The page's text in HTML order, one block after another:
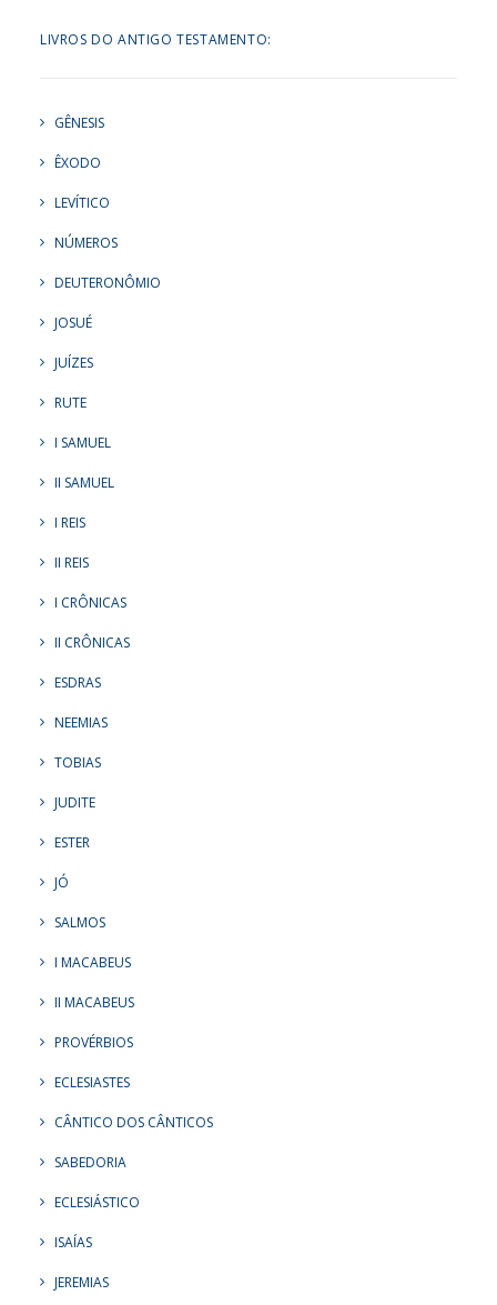
LIVROS DO ANTIGO TESTAMENTO:
GÊNESIS
ÊXODO
LEVÍTICO
NÚMEROS
DEUTERONÔMIO
JOSUÉ
JUÍZES
RUTE
I SAMUEL
II SAMUEL
I REIS
II REIS
I CRÔNICAS
II CRÔNICAS
ESDRAS
NEEMIAS
TOBIAS
JUDITE
ESTER
JÓ
SALMOS
I MACABEUS
II MACABEUS
PROVÉRBIOS
ECLESIASTES
CÂNTICO DOS CÂNTICOS
SABEDORIA
ECLESIÁSTICO
ISAÍAS
JEREMIAS